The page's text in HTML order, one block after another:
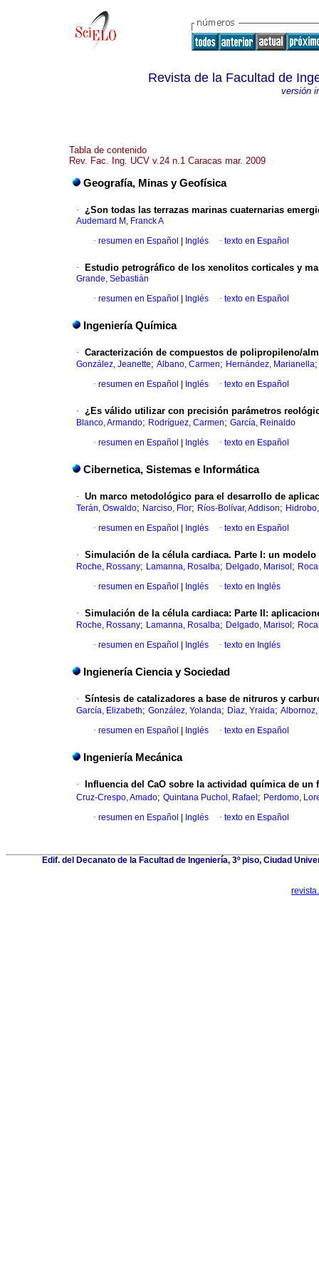
Revista de la Facultad de
versión
Tabla de contenido
Rev. Fac. Ing. UCV v.24 n.1 Caracas mar. 2009
Geografía, Minas y Geofísica
· ¿Son todas las terrazas marinas cuaternarias
Audemard M, Franck A
· resumen en Español Inglés · texto en Español
· Estudio petrográfico de los xenolitos corticales y
Grande, Sebastián
· resumen en Español Inglés · texto en Español
Ingeniería Química
· Caracterización de compuestos de polipropileno/
González, Jeanette; Albano, Carmen; Hernández, Marianella
· resumen en Español Inglés · texto en Español
· ¿Es válido utilizar con precisión parámetros
Blanco, Armando; Rodríguez, Carmen; García, Reinaldo
· resumen en Español Inglés · texto en Español
Cibernetica, Sistemas e Informática
· Un marco metodológico para el desarrollo de
Terán, Oswaldo; Narciso, Flor; Ríos-Bolívar, Addison;
· resumen en Español Inglés · texto en Español
· Simulación de la célula cardiaca. Parte I : un modelo
Roche, Rossany; Lamanna, Rosalba; Delgado, Marisol ;
· resumen en Español Inglés · texto en Inglés
· Simulación de la célula cardiaca: Parte II:
Roche, Rossany; Lamanna, Rosalba; Delgado, Marisol ;
· resumen en Español Inglés · texto en Inglés
Ingienería Ciencia y Sociedad
· Síntesis de catalizadores a base de nitruros y
García, Elizabeth; González, Yolanda; Dìaz, Yraida;
· resumen en Español Inglés · texto en Español
Ingeniería Mecánica
· Influencia del CaO sobre la actividad química de un
Cruz-Crespo, Amado; Quintana Puchol, Rafael ; Perdomo,
· resumen en Español Inglés · texto en Español
Edif. del Decanato de la Facultad de Ingeniería, 3º piso, Ciudad